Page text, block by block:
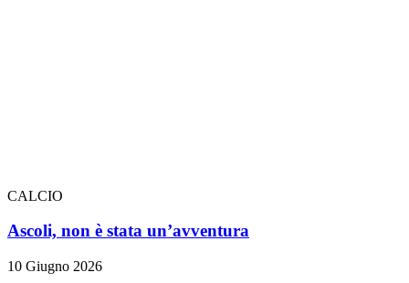
CALCIO
Ascoli, non è stata un’avventura
10 Giugno 2026